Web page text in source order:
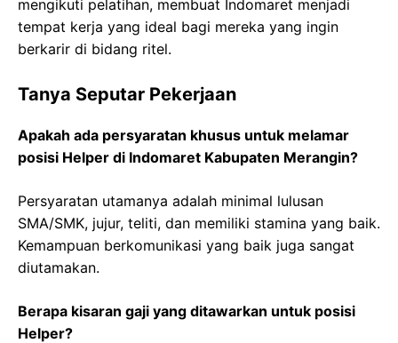
mengikuti pelatihan, membuat Indomaret menjadi
tempat kerja yang ideal bagi mereka yang ingin
berkarir di bidang ritel.
Tanya Seputar Pekerjaan
Apakah ada persyaratan khusus untuk melamar
posisi Helper di Indomaret Kabupaten Merangin?
Persyaratan utamanya adalah minimal lulusan
SMA/SMK, jujur, teliti, dan memiliki stamina yang baik.
Kemampuan berkomunikasi yang baik juga sangat
diutamakan.
Berapa kisaran gaji yang ditawarkan untuk posisi
Helper?